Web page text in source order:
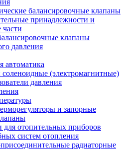
балансировочные клапаны
принадлежности и
части
клапаны
давления
(электромагнитные)
давления
и запорные
для отопительных приборов
систем отопления
радиаторные